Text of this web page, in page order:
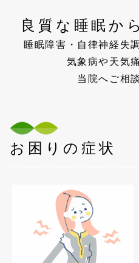
良質な睡眠か
睡眠障害・自律神経失
気象病や天気
当院へご相
お困りの症状